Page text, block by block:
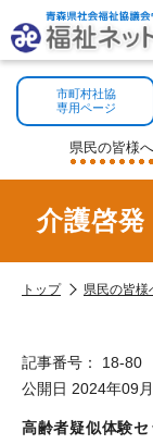
市町村社協
専用ページ
県民の皆様へ
介護啓
トップ 県民の皆様
記事番号： 18-80
公開日 2024年09
高齢者疑似体験セ